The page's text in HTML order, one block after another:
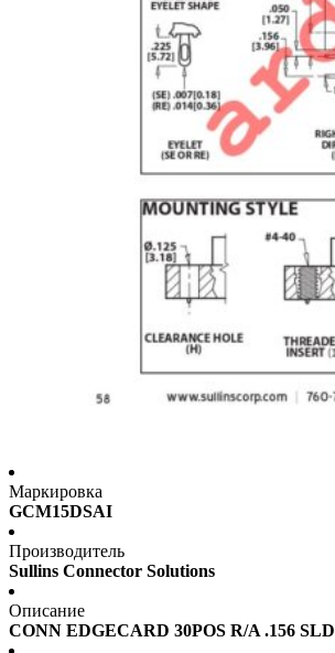
Маркировка
GCM15DSAI
Производитель
Sullins Connector Solutions
Описание
CONN EDGECARD 30POS R/A .156 SLD